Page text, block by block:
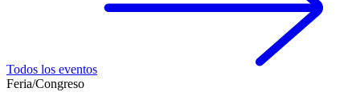
Todos los eventos
Feria/Congreso